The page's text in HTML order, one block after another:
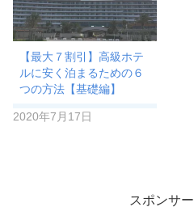
【最大７割引】高級ホテ
ルに安く泊まるための６
つの方法【基礎編】
2020年7月17日
スポンサ